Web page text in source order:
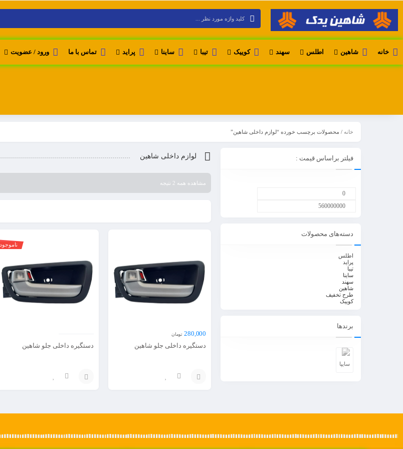
خانه شاهین اطلس سهند کوییک تیبا ساینا پراید تماس با ما ورود / عضویت
خانه / محصولات برچسب خورده “لوازم داخلی شاهین”
لوازم داخلی شاهین
مشاهده همه 2 نتیجه
280,000 تومان
دستگیره داخلی جلو شاهین
ناموجود
دستگیره داخلی جلو شاهین
فیلتر براساس قیمت :
دسته‌های محصولات
اطلس
پراید
تیبا
ساینا
سهند
شاهین
طرح تخفیف
کوییک
برندها
سایپا